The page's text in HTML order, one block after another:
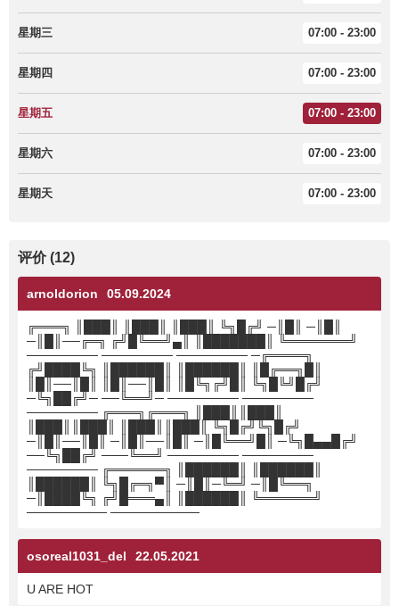
星期三 07:00 - 23:00
星期四 07:00 - 23:00
星期五 07:00 - 23:00
星期六 07:00 - 23:00
星期天 07:00 - 23:00
评价 (12)
arnoldorion 05.09.2024
╔═══╗ ║███║ ║███║ ║███║ ╚╗█╔╝ ─║█║ ─║█║
─║█║──╔═╗ ╔╝█╚══╝▄║ ║███████║ ╚═══════╝
──────── ──────── ──────── ─╔════╗
╔╝████╚╗ ║██████║ ║██████║ ║█╔══╗█║
║█║──║█║ ║█║──║█║ ║█╚╗╔╝█║ ╚╗█╚╝█╔╝
─╚╗██╔╝─ ──╚══╝─ ──────── ────────
──────── ╔═══╗╔═══╗ ║███║║███║
║███║║███║ ║███║║███║ ╚╗█╔╝╚╗█╔╝
─║█║──║█║ ─║█║──║█║ ─║█╚══╝█║ ─╚╗█▄▄█╔╝
──╚╗██╔╝ ───╚══╝ ──────── ────────
──────── ╔══════╗ ║██████║ ║██████║
║██████║ ╚╗█╔═╗▀║ ─║█║─╚═╝ ─║█╚══╗
─║████╚╗ ╔╝█═══▄║ ║██████║ ╚══════╝
───────── ──────────
osoreal1031_del 22.05.2021
U ARE HOT